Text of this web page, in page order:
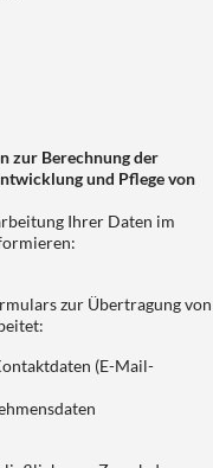
zur Berechnung der
und Pflege von
Ihrer Daten im
zur Übertragung von
(E-Mail-